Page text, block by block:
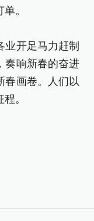
。
业开足马力赶制
奏响新春的奋进
春画卷。人们以
。